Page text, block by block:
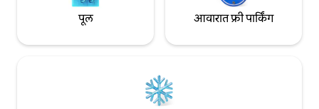
पूल आवारात फ्री पार्किंग